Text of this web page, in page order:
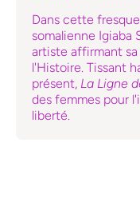
Dans cette
somalienne Igiaba
artiste affirmant
l'Histoire. Tissant
présent, La Ligne
des femmes pour
liberté.